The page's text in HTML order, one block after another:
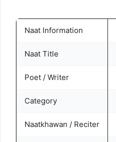
Naat Information
Naat Title
Poet / Writer
Category
Naatkhawan / Reciter